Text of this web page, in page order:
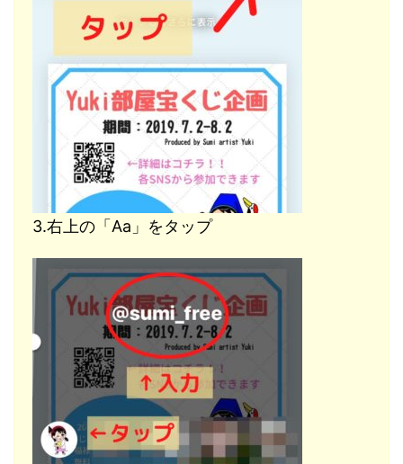
3.右上の「Aa」をタップ